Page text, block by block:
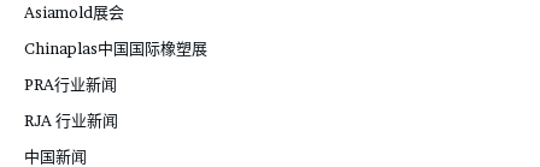
Asiamold展会
Chinaplas中国国际橡塑展
PRA行业新闻
RJA 行业新闻
中国新闻